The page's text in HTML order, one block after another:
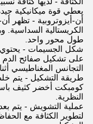
يعطي قوة ميكانيكية
أن-أيزوتروبية - تظهر
الكريستالية
طول محور واحد.
شكل الجسيمات -
على تشكيل صفائح الدم
التجانس المغناطيسي
طريقة التشكيل - يتم
كومبكت أخضر كثيف
النظرية.
عملية التشويش - يتم
لتطوير الكثافة مع